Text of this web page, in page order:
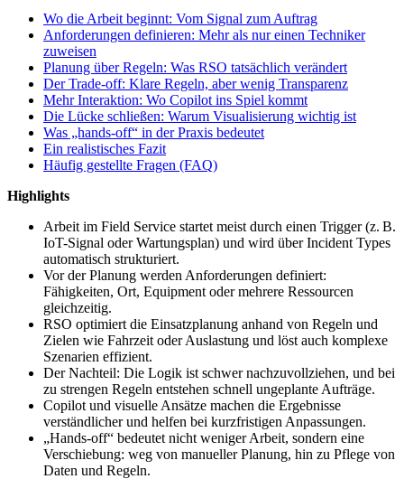
Wo die Arbeit beginnt: Vom Signal zum Auftrag
Anforderungen definieren: Mehr als nur einen Techniker
zuweisen
Planung über Regeln: Was RSO tatsächlich verändert
Der Trade-off: Klare Regeln, aber wenig Transparenz
Mehr Interaktion: Wo Copilot ins Spiel kommt
Die Lücke schließen: Warum Visualisierung wichtig ist
Was „hands-off“ in der Praxis bedeutet
Ein realistisches Fazit
Häufig gestellte Fragen (FAQ)
Highlights
Arbeit im Field Service startet meist durch einen Trigger (z. B.
IoT-Signal oder Wartungsplan) und wird über Incident Types
automatisch strukturiert.
Vor der Planung werden Anforderungen definiert:
Fähigkeiten, Ort, Equipment oder mehrere Ressourcen
gleichzeitig.
RSO optimiert die Einsatzplanung anhand von Regeln und
Zielen wie Fahrzeit oder Auslastung und löst auch komplexe
Szenarien effizient.
Der Nachteil: Die Logik ist schwer nachzuvollziehen, und bei
zu strengen Regeln entstehen schnell ungeplante Aufträge.
Copilot und visuelle Ansätze machen die Ergebnisse
verständlicher und helfen bei kurzfristigen Anpassungen.
„Hands-off“ bedeutet nicht weniger Arbeit, sondern eine
Verschiebung: weg von manueller Planung, hin zu Pflege von
Daten und Regeln.